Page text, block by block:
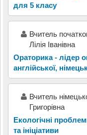
для 5 класу
Вчитель
Лілія Іванівна
Ораторика - лідер
англійської,
Вчитель
Григорівна
Екологічні
та ініціативи